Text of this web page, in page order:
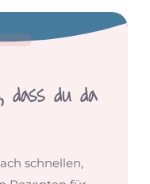
du da
schnellen,